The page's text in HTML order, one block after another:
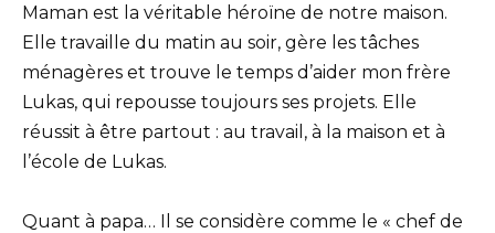
Maman est la véritable héroïne de notre maison.
Elle travaille du matin au soir, gère les tâches
ménagères et trouve le temps d’aider mon frère
Lukas, qui repousse toujours ses projets. Elle
réussit à être partout : au travail, à la maison et à
l’école de Lukas.
Quant à papa… Il se considère comme le « chef de